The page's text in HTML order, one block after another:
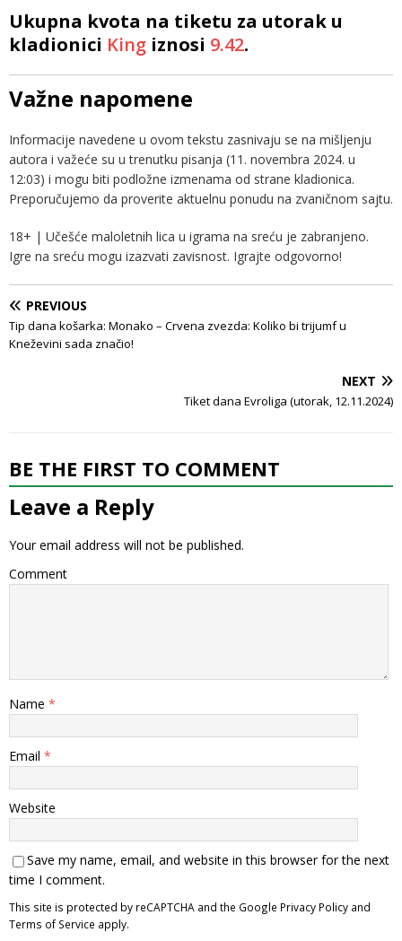
Ukupna kvota na tiketu za utorak u
kladionici King iznosi 9.42.
Važne napomene
Informacije navedene u ovom tekstu zasnivaju se na mišljenju
autora i važeće su u trenutku pisanja (11. novembra 2024. u
12:03) i mogu biti podložne izmenama od strane kladionica.
Preporučujemo da proverite aktuelnu ponudu na zvaničnom sajtu.
18+ | Učešće maloletnih lica u igrama na sreću je zabranjeno.
Igre na sreću mogu izazvati zavisnost. Igrajte odgovorno!
PREVIOUS
Tip dana košarka: Monako – Crvena zvezda: Koliko bi trijumf u
Kneževini sada značio!
NEXT
Tiket dana Evroliga (utorak, 12.11.2024)
BE THE FIRST TO COMMENT
Leave a Reply
Your email address will not be published.
Comment
Name *
Email *
Website
Save my name, email, and website in this browser for the next
time I comment.
This site is protected by reCAPTCHA and the Google Privacy Policy and
Terms of Service apply.